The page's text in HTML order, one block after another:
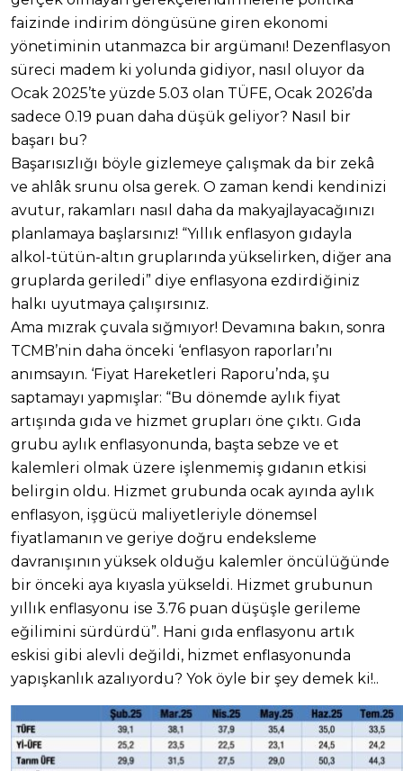
faizinde indirim döngüsüne giren ekonomi
yönetiminin utanmazca bir argümanı! Dezenflasyon
süreci madem ki yolunda gidiyor, nasıl oluyor da
Ocak 2025’te yüzde 5.03 olan TÜFE, Ocak 2026’da
sadece 0.19 puan daha düşük geliyor? Nasıl bir
başarı bu?
Başarısızlığı böyle gizlemeye çalışmak da bir zekâ
ve ahlâk srunu olsa gerek. O zaman kendi kendinizi
avutur, rakamları nasıl daha da makyajlayacağınızı
planlamaya başlarsınız! “Yıllık enflasyon gıdayla
alkol-tütün-altın gruplarında yükselirken, diğer ana
gruplarda geriledi” diye enflasyona ezdirdiğiniz
halkı uyutmaya çalışırsınız.
Ama mızrak çuvala sığmıyor! Devamına bakın, sonra
TCMB’nin daha önceki ‘enflasyon raporları’nı
anımsayın. ‘Fiyat Hareketleri Raporu’nda, şu
saptamayı yapmışlar: “Bu dönemde aylık fiyat
artışında gıda ve hizmet grupları öne çıktı. Gıda
grubu aylık enflasyonunda, başta sebze ve et
kalemleri olmak üzere işlenmemiş gıdanın etkisi
belirgin oldu. Hizmet grubunda ocak ayında aylık
enflasyon, işgücü maliyetleriyle dönemsel
fiyatlamanın ve geriye doğru endeksleme
davranışının yüksek olduğu kalemler öncülüğünde
bir önceki aya kıyasla yükseldi. Hizmet grubunun
yıllık enflasyonu ise 3.76 puan düşüşle gerileme
eğilimini sürdürdü”. Hani gıda enflasyonu artık
eskisi gibi alevli değildi, hizmet enflasyonunda
yapışkanlık azalıyordu? Yok öyle bir şey demek ki!..